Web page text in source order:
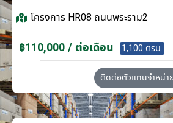
โครงการ HR08 ถนนพระราม2
฿110,000 / ต่อเดือน 1,100 ตรม.
ติดต่อตัวแทนจำหน่า